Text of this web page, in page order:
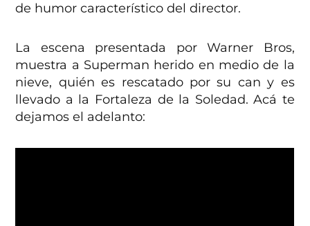
de humor característico del director.
La escena presentada por Warner Bros,
muestra a Superman herido en medio de la
nieve, quién es rescatado por su can y es
llevado a la Fortaleza de la Soledad. Acá te
dejamos el adelanto: